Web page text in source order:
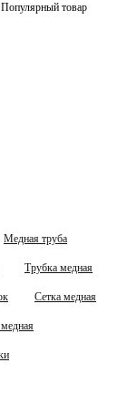
Популярный товар
Медная труба
Трубка медная
Сетка медная